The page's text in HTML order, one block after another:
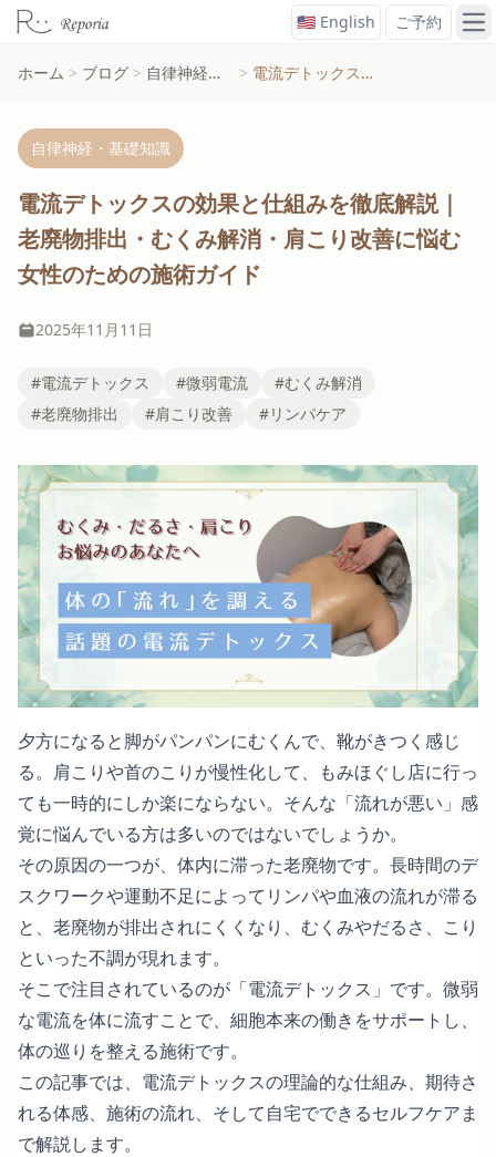
🇺🇸 English ご予約 メ
ホーム > ブログ > 自律神経・基礎知識 > 電流デトックスの効果と仕組みを徹底解説｜老廃物排出・むくみ解消・肩こり改善に悩む女性のための施術ガイド
自律神経・基礎知識
電流デトックスの効果と仕組みを徹底解説｜
老廃物排出・むくみ解消・肩こり改善に悩む
女性のための施術ガイド
2025年11月11日
#電流デトックス #微弱電流
#むくみ解消
#老廃物排出
#肩こり改善 #リンパケア
夕方になると脚がパンパンにむくんで、靴がきつく感じ
る。肩こりや首のこりが慢性化して、もみほぐし店に行っ
ても一時的にしか楽にならない。そんな「流れが悪い」感
覚に悩んでいる方は多いのではないでしょうか。
その原因の一つが、体内に滞った老廃物です。長時間のデ
スクワークや運動不足によってリンパや血液の流れが滞る
と、老廃物が排出されにくくなり、むくみやだるさ、こり
といった不調が現れます。
そこで注目されているのが「電流デトックス」です。微弱
な電流を体に流すことで、細胞本来の働きをサポートし、
体の巡りを整える施術です。
この記事では、電流デトックスの理論的な仕組み、期待さ
れる体感、施術の流れ、そして自宅でできるセルフケアま
で解説します。